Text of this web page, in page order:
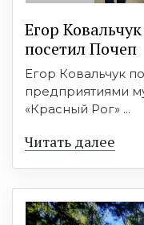
Егор
посетил Почеп
Егор Ковальчук
предприятиями
«Красный Рог» ...
Читать далее